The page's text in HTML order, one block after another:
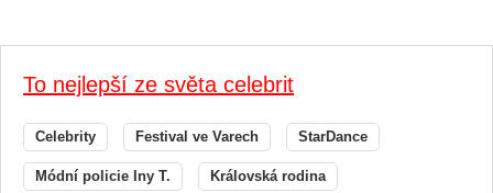
To nejlepší ze světa celebrit
Celebrity Festival ve Varech StarDance
Módní policie Iny T. Královská rodina